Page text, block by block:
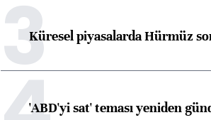
3Küresel piyasalarda Hürmüz
'ABD'yi sat' teması yeniden